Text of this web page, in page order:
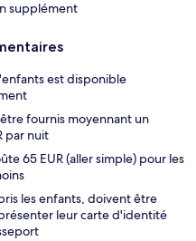
supplément
est disponible
fournis moyennant un
par nuit
65 EUR (aller simple) pour les
les enfants, doivent être
leur carte d'identité